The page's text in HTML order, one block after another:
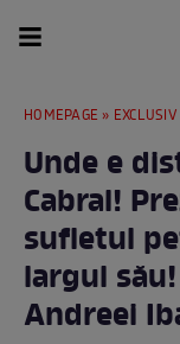
HOMEPAGE »
Unde e
Cabral!
sufletul
largul
Andreei